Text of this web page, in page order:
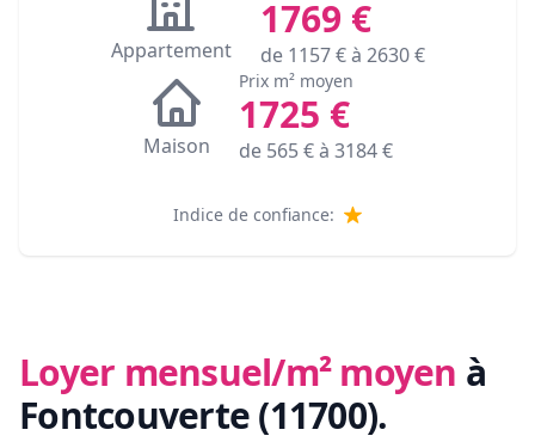
Appartement
1769 €
de 1157€ à 2630€
Maison
Prix m² moyen
1725 €
de 565€ à 3184€
Indice de confiance:
Loyer mensuel/m² moyen à
Fontcouverte (11700).